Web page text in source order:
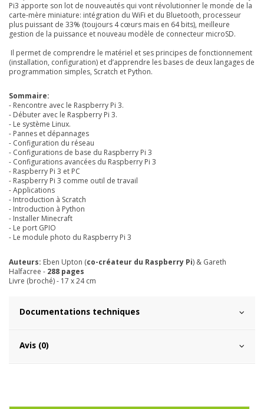
Pi3 apporte son lot de nouveautés qui vont révolutionner le monde de la
carte-mère miniature: intégration du WiFi et du Bluetooth, processeur
plus puissant de 33% (toujours 4 cœurs mais en 64 bits), meilleure
gestion de la puissance et nouveau modèle de connecteur microSD.
Il permet de comprendre le matériel et ses principes de fonctionnement
(installation, configuration) et d’apprendre les bases de deux langages de
programmation simples, Scratch et Python.
Sommaire:
- Rencontre avec le Raspberry Pi 3.
- Débuter avec le Raspberry Pi 3.
- Le système Linux.
- Pannes et dépannages
- Configuration du réseau
- Configurations de base du Raspberry Pi 3
- Configurations avancées du Raspberry Pi 3
- Raspberry Pi 3 et PC
- Raspberry Pi 3 comme outil de travail
- Applications
- Introduction à Scratch
- Introduction à Python
- Installer Minecraft
- Le port GPIO
- Le module photo du Raspberry Pi 3
Auteurs: Eben Upton (co-créateur du Raspberry Pi) & Gareth
Halfacree - 288 pages
Livre (broché) - 17 x 24 cm
Documentations techniques
Avis (0)